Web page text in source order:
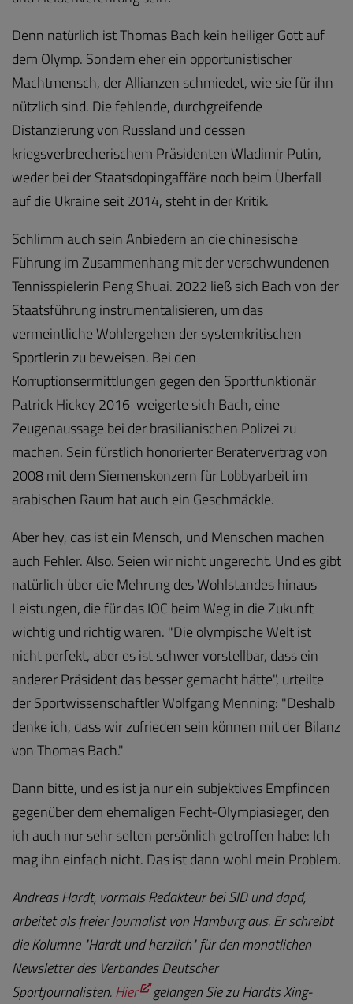
Denn natürlich ist Thomas Bach kein heiliger Gott auf
dem Olymp. Sondern eher ein opportunistischer
Machtmensch, der Allianzen schmiedet, wie sie für ihn
nützlich sind. Die fehlende, durchgreifende
Distanzierung von Russland und dessen
kriegsverbrecherischem Präsidenten Wladimir Putin,
weder bei der Staatsdopingaffäre noch beim Überfall
auf die Ukraine seit 2014, steht in der Kritik.
Schlimm auch sein Anbiedern an die chinesische
Führung im Zusammenhang mit der verschwundenen
Tennisspielerin Peng Shuai. 2022 ließ sich Bach von der
Staatsführung instrumentalisieren, um das
vermeintliche Wohlergehen der systemkritischen
Sportlerin zu beweisen. Bei den
Korruptionsermittlungen gegen den Sportfunktionär
Patrick Hickey 2016 weigerte sich Bach, eine
Zeugenaussage bei der brasilianischen Polizei zu
machen. Sein fürstlich honorierter Beratervertrag von
2008 mit dem Siemenskonzern für Lobbyarbeit im
arabischen Raum hat auch ein Geschmäckle.
Aber hey, das ist ein Mensch, und Menschen machen
auch Fehler. Also. Seien wir nicht ungerecht. Und es gibt
natürlich über die Mehrung des Wohlstandes hinaus
Leistungen, die für das IOC beim Weg in die Zukunft
wichtig und richtig waren. "Die olympische Welt ist
nicht perfekt, aber es ist schwer vorstellbar, dass ein
anderer Präsident das besser gemacht hätte", urteilte
der Sportwissenschaftler Wolfgang Menning: "Deshalb
denke ich, dass wir zufrieden sein können mit der Bilanz
von Thomas Bach."
Dann bitte, und es ist ja nur ein subjektives Empfinden
gegenüber dem ehemaligen Fecht-Olympiasieger, den
ich auch nur sehr selten persönlich getroffen habe: Ich
mag ihn einfach nicht. Das ist dann wohl mein Problem.
Andreas Hardt, vormals Redakteur bei SID und dapd,
arbeitet als freier Journalist von Hamburg aus. Er schreibt
die Kolumne "Hardt und herzlich" für den monatlichen
Newsletter des Verbandes Deutscher
Sportjournalisten.Hier gelangen Sie zu Hardts Xing-